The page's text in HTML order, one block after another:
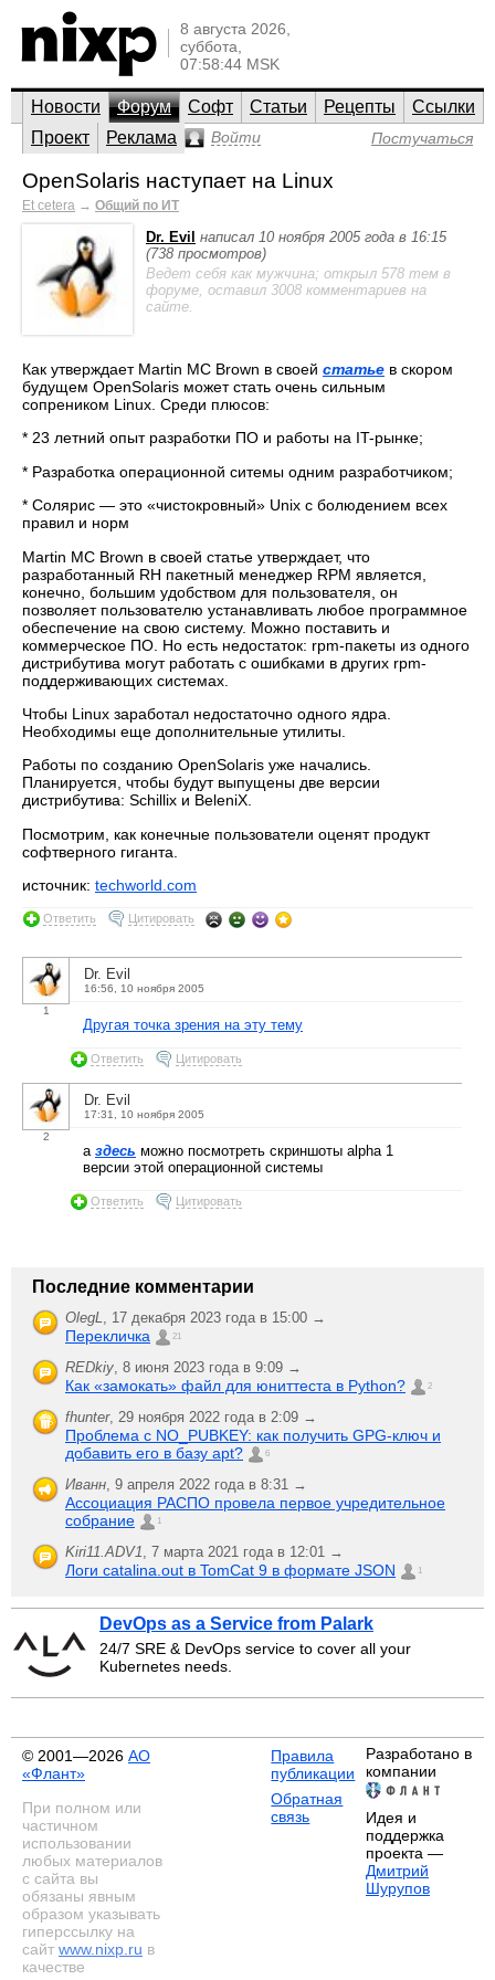
8 августа 2026,
суббота,
07:58:44 MSK
Новости Форум Софт Статьи Рецепты
Ссылки
Проект
Реклама Войти Постучаться
OpenSolaris наступает на Linux
Et cetera → Общий по ИТ
Dr. Evil написал 10 ноября 2005 года в 16:15
(738 просмотров)
Ведет себя как мужчина; открыл 578 тем в
форуме, оставил 3008 комментариев на
сайте.
Как утверждает Martin MC Brown в своей статье в скором
будущем OpenSolaris может стать очень сильным
сопреником Linux. Среди плюсов:
* 23 летний опыт разработки ПО и работы на IT-рынке;
* Разработка операционной ситемы одним разработчиком;
* Солярис — это «чистокровный» Unix с болюдением всех
правил и норм
Martin MC Brown в своей статье утверждает, что
разработанный RH пакетный менеджер RPM является,
конечно, большим удобством для пользователя, он
позволяет пользователю устанавливать любое программное
обеспечение на свою систему. Можно поставить и
коммерческое ПО. Но есть недостаток: rpm-пакеты из одного
дистрибутива могут работать с ошибками в других rpm-
поддерживающих системах.
Чтобы Linux заработал недостаточно одного ядра.
Необходимы еще дополнительные утилиты.
Работы по созданию OpenSolaris уже начались.
Планируется, чтобы будут выпущены две версии
дистрибутива: Schillix и BeleniX.
Посмотрим, как конечные пользователи оценят продукт
софтверного гиганта.
источник: techworld.com
Ответить Цитировать
1
Dr. Evil
16:56, 10 ноября 2005
Другая точка зрения на эту тему
Ответить Цитировать
2
Dr. Evil
17:31, 10 ноября 2005
а здесь можно посмотреть скриншоты alpha 1
версии этой операционной системы
Ответить Цитировать
Последние комментарии
OlegL 17 декабря 2023 года в 15:00 →
Перекличка 21
REDkiy 8 июня 2023 года в 9:09 →
Как «замокать» файл для юниттеста в Python? 2
fhunter, 29 ноября 2022 года в 2:09 →
Проблема с NO_PUBKEY: как получить GPG-ключ и
добавить его в базу apt?
6
Иванн 9 апреля 2022 года в 8:31 →
Ассоциация РАСПО провела первое учредительное
собрание
1
Kiri11.ADV1 7 марта 2021 года в 12:01 →
Логи catalina.out в TomCat 9 в формате JSON 1
DevOps as a Service from Palark
24/7 SRE & DevOps service to cover all your
Kubernetes needs.
© 2001—2026 АО
«Флант»
При полном или
частичном
использовании
любых материалов
с сайта вы
обязаны явным
образом указывать
гиперссылку на
сайт www.nixp.ru в
качестве
Правила
публикации
Обратная
связь
Разработано в
компании
Идея и
поддержка
проекта —
Дмитрий
Шурупов